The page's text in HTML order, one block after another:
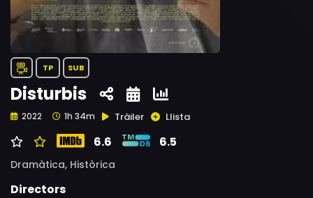
TP SUB
Disturbis
2022 1h 34m Tràiler Llista
6.6 6.5
Dramàtica, Històrica
Directors